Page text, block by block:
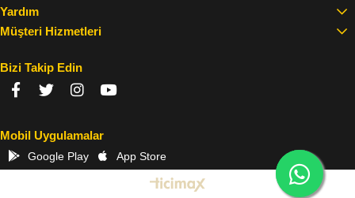
Yardım
Müşteri Hizmetleri
Bizi Takip Edin
Mobil Uygulamalar
Google Play App Store